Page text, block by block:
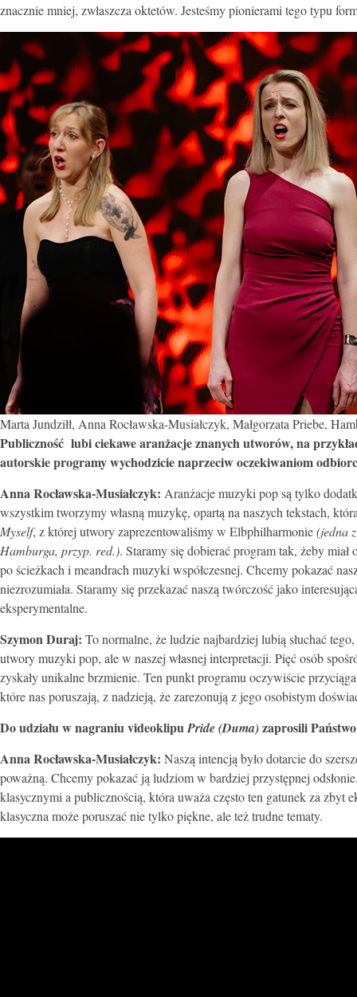
znacznie mniej, zwłaszcza oktetów. Jesteśmy pionierami tego typu
Marta Jundziłł, Anna Rocławska-Musiałczyk, Małgorzata Priebe,
Publiczność lubi ciekawe aranżacje znanych utworów, na
autorskie programy wychodzicie naprzeciw oczekiwaniom
Anna Rocławska-Musiałczyk: Aranżacje muzyki pop są tylko
wszystkim tworzymy własną muzykę, opartą na naszych tekstach,
Myself, z której utwory zaprezentowaliśmy w Elbphilharmonie(jedna
Hamburga, przyp. red.). Staramy się dobierać program tak, żeby
po ścieżkach i meandrach muzyki współczesnej. Chcemy pokazać
niezrozumiała. Staramy się przekazać naszą twórczość jako
eksperymentalne.
Szymon Duraj: To normalne, że ludzie najbardziej lubią słuchać
utwory muzyki pop, ale w naszej własnej interpretacji. Pięć osób
zyskały unikalne brzmienie. Ten punkt programu oczywiście
które nas poruszają, z nadzieją, że zarezonują z jego osobistym
Do udziału w nagraniu videoklipuPride (Duma)zaprosili
Anna Rocławska-Musiałczyk: Naszą intencją było dotarcie do
poważną. Chcemy pokazać ją ludziom w bardziej przystępnej
klasycznymi a publicznością, która uważa często ten gatunek za
klasyczna może poruszać nie tylko piękne, ale też trudne tematy.